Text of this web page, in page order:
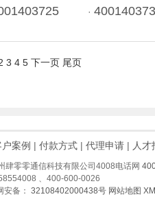
·
3 4 5 下一页 尾页
案例 | 付款方式 | 代理申请 | 人才
零零通信科技有限公司4008电话网
、400-600-0026
安备： 32108402000438号 网站地图